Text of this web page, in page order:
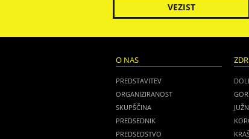
VEZIST
O NAS
PREDSTAVITEV
ORGANIZIRANOST
SKUPŠČINA
PREDSEDNIK
PREDSEDSTVO